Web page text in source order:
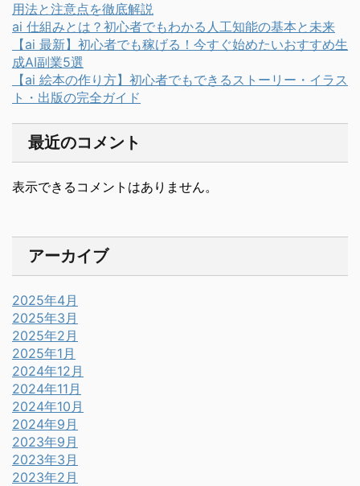
用法と注意点を徹底解説
ai 仕組みとは？初心者でもわかる人工知能の基本と未来
【ai 最新】初心者でも稼げる！今すぐ始めたいおすすめ生
成AI副業5選
【ai 絵本の作り方】初心者でもできるストーリー・イラス
ト・出版の完全ガイド
最近のコメント
表示できるコメントはありません。
アーカイブ
2025年4月
2025年3月
2025年2月
2025年1月
2024年12月
2024年11月
2024年10月
2024年9月
2023年9月
2023年3月
2023年2月